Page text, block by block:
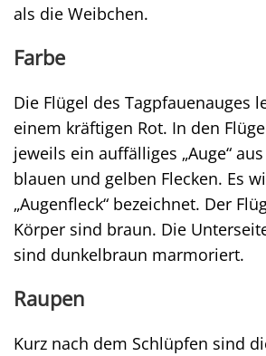
als die Weibchen.
Farbe
Die Flügel des Tagpfauenauges
einem kräftigen Rot. In den
jeweils ein auffälliges „Auge“
blauen und gelben Flecken. Es
„Augenfleck“ bezeichnet. Der
Körper sind braun. Die
sind dunkelbraun marmoriert.
Raupen
Kurz nach dem Schlüpfen sind